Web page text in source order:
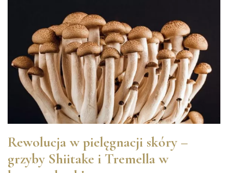
Rewolucja w pielęgnacji skóry –
grzyby Shiitake i Tremella w